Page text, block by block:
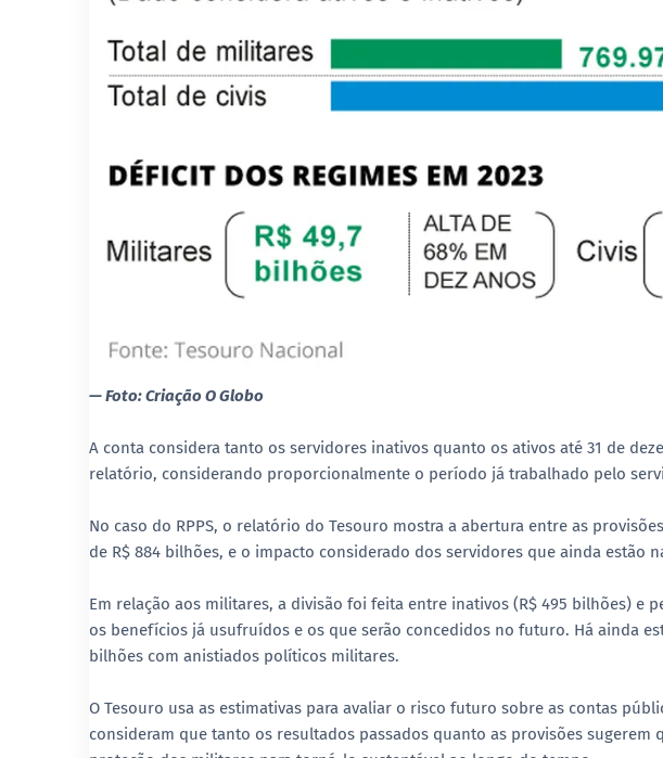
— Foto: Criação O Globo
A conta considera tanto os servidores inativos quanto os ativos até 31 de
relatório, considerando proporcionalmente o período já trabalhado pelo
No caso do RPPS, o relatório do Tesouro mostra a abertura entre as
de R$ 884 bilhões, e o impacto considerado dos servidores que ainda estão
Em relação aos militares, a divisão foi feita entre inativos (R$ 495 bilhões) e
os benefícios já usufruídos e os que serão concedidos no futuro. Há ainda
bilhões com anistiados políticos militares.
O Tesouro usa as estimativas para avaliar o risco futuro sobre as contas
consideram que tanto os resultados passados quanto as provisões sugerem